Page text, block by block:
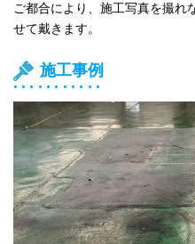
ご都合により、施工写真を撮れ
せて戴きます。
施工事例